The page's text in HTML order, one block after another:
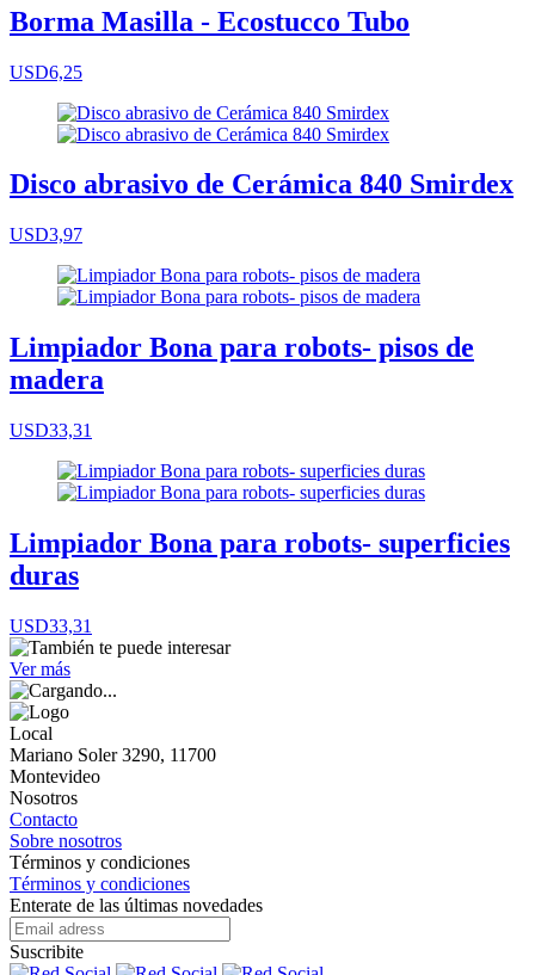
Borma Masilla - Ecostucco Tubo
USD6,25
Disco abrasivo de Cerámica 840 Smirdex
USD3,97
Limpiador Bona para robots- pisos de
madera
USD33,31
Limpiador Bona para robots- superficies
duras
USD33,31
Ver más
Local
Mariano Soler 3290, 11700
Montevideo
Nosotros
Contacto
Sobre nosotros
Términos y condiciones
Términos y condiciones
Enterate de las últimas novedades
Suscribite